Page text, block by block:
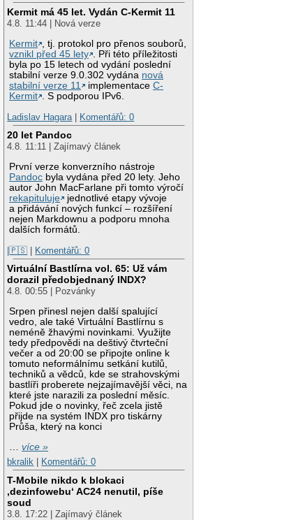
Kermit má 45 let. Vydán C-Kermit 11
4.8. 11:44 | Nová verze
Kermit , tj. protokol pro přenos souborů,
vznikl před 45 lety . Při této příležitosti
byla po 15 letech od vydání poslední
stabilní verze 9.0.302 vydána nová
stabilní verze 11
implementaceC-
Kermit . S podporou IPv6.
Ladislav Hagara | Komentářů: 0
20 let Pandoc
4.8. 11:11 | Zajímavý článek
První verze konverzního nástroje
Pandoc byla vydána před 20 lety. Jeho
autor John MacFarlane při tomto výročí
rekapituluje
jednotlivé etapy vývoje
a přidávání nových funkcí – rozšíření
nejen Markdownu a podporu mnoha
dalších formátů.
|🇵🇸 | Komentářů: 0
Virtuální Bastlírna vol. 65: Už vám
dorazil předobjednaný INDX?
4.8. 00:55 | Pozvánky
Srpen přinesl nejen další spalující
vedro, ale také Virtuální Bastlírnu s
neméně žhavými novinkami. Využijte
tedy předpovědi na deštivý čtvrteční
večer a od 20:00 se připojte online k
tomuto neformálnímu setkání kutilů,
techniků a vědců, kde se strahovskými
bastlíři proberete nejzajímavější věci, na
které jste narazili za poslední měsíc.
Pokud jde o novinky, řeč zcela jistě
přijde na systém INDX pro tiskárny
Průša, který na konci
…více »
bkralik
Komentářů: 0
T-Mobile nikdo k blokaci
‚dezinfowebu‘ AC24 nenutil, píše
soud
3.8. 17:22 | Zajímavý článek